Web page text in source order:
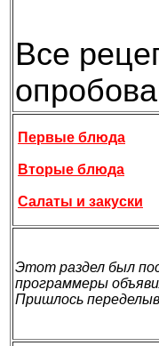
Все
Первые блюда
Вторые блюда
Салаты и закуски
Этот раздел был
программеры
Пришлось